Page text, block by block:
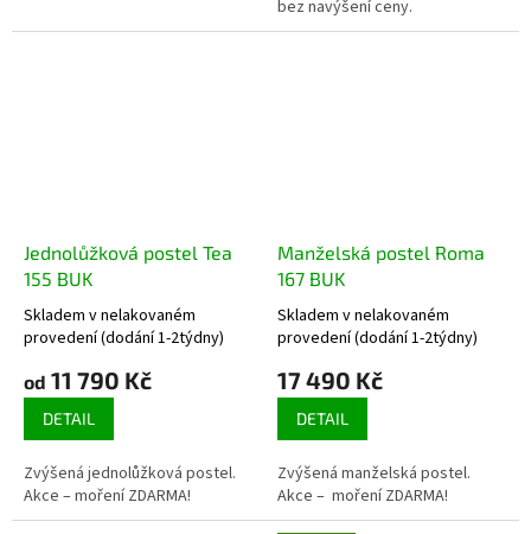
bez navýšení ceny.
Jednolůžková postel Tea
155 BUK
Průměrné
hodnocení
produktu
je
z
5
hvězdiček.
Skladem v nelakovaném
provedení (dodání 1-2týdny)
od 11 790 Kč
DETAIL
Zvýšená jednolůžková postel.
Akce – moření ZDARMA!
Manželská postel Roma
167 BUK
Průměrné
hodnocení
produktu
je
z
5
hvězdiček.
Skladem v nelakovaném
provedení (dodání 1-2týdny)
17 490 Kč
DETAIL
Zvýšená manželská postel.
Akce – moření ZDARMA!